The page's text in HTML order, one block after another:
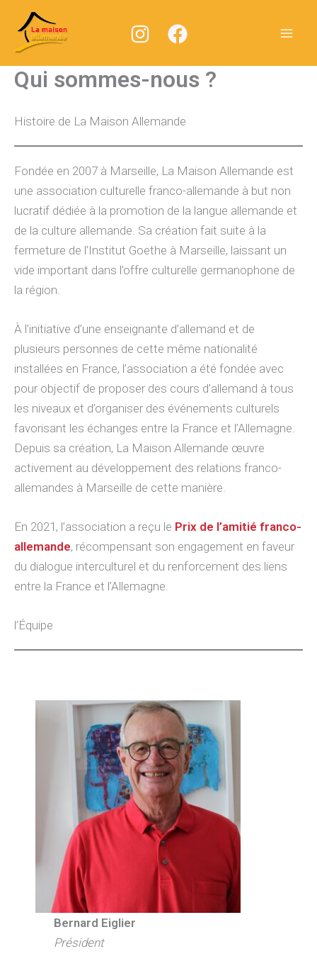
contenu
Qui sommes-nous ?
Histoire de La Maison Allemande
Fondée en 2007 à Marseille, La Maison Allemande est
une association culturelle franco-allemande à but non
lucratif dédiée à la promotion de la langue allemande et
de la culture allemande. Sa création fait suite à la
fermeture de l’Institut Goethe à Marseille, laissant un
vide important dans l’offre culturelle germanophone de
la région.
À l’initiative d’une enseignante d’allemand et de
plusieurs personnes de cette même nationalité
installées en France, l’association a été fondée avec
pour objectif de proposer des cours d’allemand à tous
les niveaux et d’organiser des événements culturels
favorisant les échanges entre la France et l’Allemagne.
Depuis sa création, La Maison Allemande œuvre
activement au développement des relations franco-
allemandes à Marseille de cette manière.
En 2021, l’association a reçu le Prix de l’amitié franco-
allemande, récompensant son engagement en faveur
du dialogue interculturel et du renforcement des liens
entre la France et l’Allemagne.
l’Équipe
Bernard Eiglier
Président